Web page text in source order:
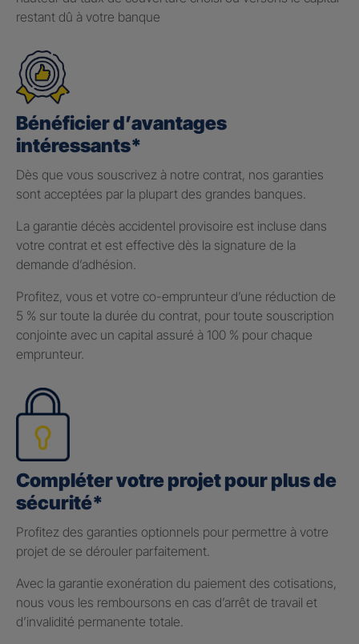
restant dû à votre banque
Bénéficier d’avantages
intéressants*
Dès que vous souscrivez à notre contrat, nos garanties
sont acceptées par la plupart des grandes banques.
La garantie décès accidentel provisoire est incluse dans
votre contrat et est effective dès la signature de la
demande d’adhésion.
Profitez, vous et votre co-emprunteur d’une réduction de
5 % sur toute la durée du contrat, pour toute souscription
conjointe avec un capital assuré à 100 % pour chaque
emprunteur.
Compléter votre projet pour plus de
sécurité*
Profitez des garanties optionnels pour permettre à votre
projet de se dérouler parfaitement.
Avec la garantie exonération du paiement des cotisations,
nous vous les remboursons en cas d’arrêt de travail et
d’invalidité permanente totale.